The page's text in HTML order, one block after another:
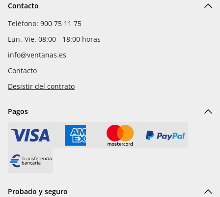
Contacto
Teléfono: 900 75 11 75
Lun.-Vie. 08:00 - 18:00 horas
info@ventanas.es
Contacto
Desistir del contrato
Pagos
Probado y seguro